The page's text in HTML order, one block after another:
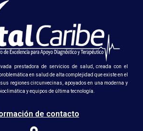
prestadora de servicios de salud, creada con el
en salud de alta complejidad que existe en el
regiones circunvecinas, apoyados en una moderna y
y equipos de última tecnología.
de contacto